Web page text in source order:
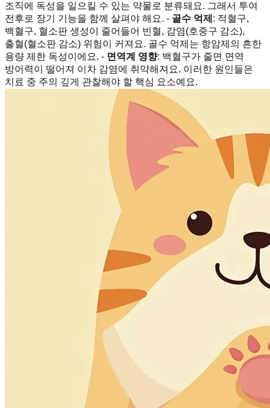
조직에 독성을 일으킬 수 있는 약물로 분류돼요. 그래서 투여
전후로 장기 기능을 함께 살펴야 해요. - 골수 억제 : 적혈구,
백혈구, 혈소판 생성이 줄어들어 빈혈, 감염(호중구 감소),
출혈(혈소판 감소) 위험이 커져요. 골수 억제는 항암제의 흔한
용량 제한 독성이에요. - 면역계 영향: 백혈구가 줄면 면역
방어력이 떨어져 이차 감염에 취약해져요. 이러한 원인들은
치료 중 주의 깊게 관찰해야 할 핵심 요소예요.